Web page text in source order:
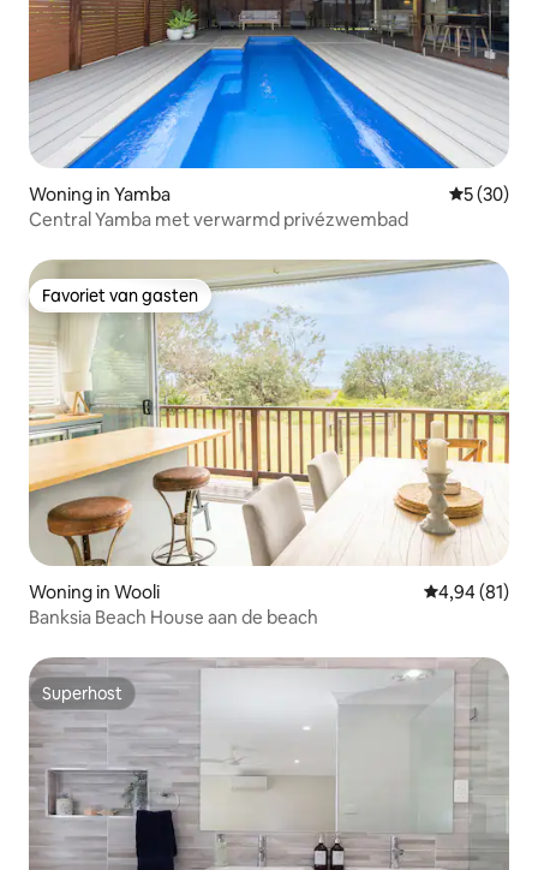
Woning in Yamba
5 (30)
Central Yamba met verwarmd privézwembad
Favoriet van gasten
Favoriet van gasten
Woning in Wooli Gemiddelde
4,94 (81)
Banksia Beach House aan de beach
Superhost
Superhost